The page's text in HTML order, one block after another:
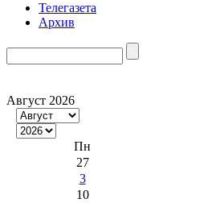
Телегазета
Архив
Август 2026
Пн
27
3
10